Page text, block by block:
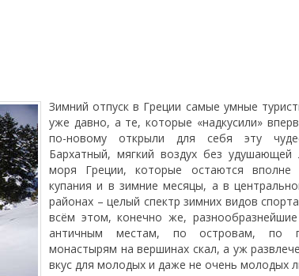
Зимний отпуск в Греции самые умные
уже давно, а те, которые «надкусили»
по-новому открыли для себя эту
Бархатный, мягкий воздух без удушающей
моря Греции, которые остаются вполне
купания и в зимние месяцы, а в
районах – целый спектр зимних видов
всём этом, конечно же, разнообразнейшие
античным местам, по островам, по
монастырям на вершинах скал, а уж
вкус для молодых и даже не очень молодых